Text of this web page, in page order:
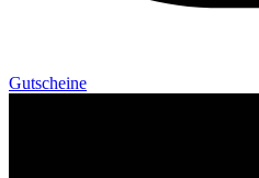
Gutscheine